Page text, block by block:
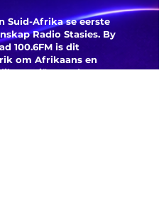
en daar
‘n
by die
Suid-Afrika se eerste
Radio Stasies. By
100.6FM is dit
om Afrikaans en
georiënteerd te wees.